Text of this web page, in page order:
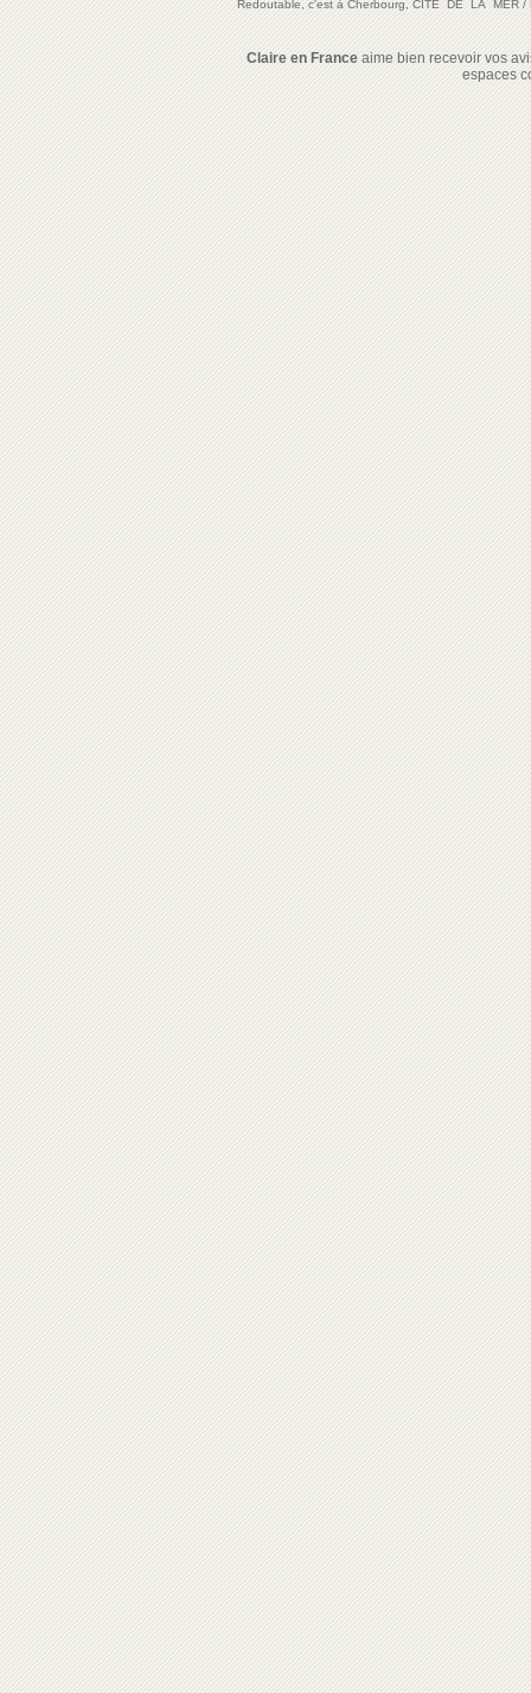
Redoutable, c'est à Cherbourg, CITE DE LA MER/
Claire en Franceaime bien recevoir vos
espaces